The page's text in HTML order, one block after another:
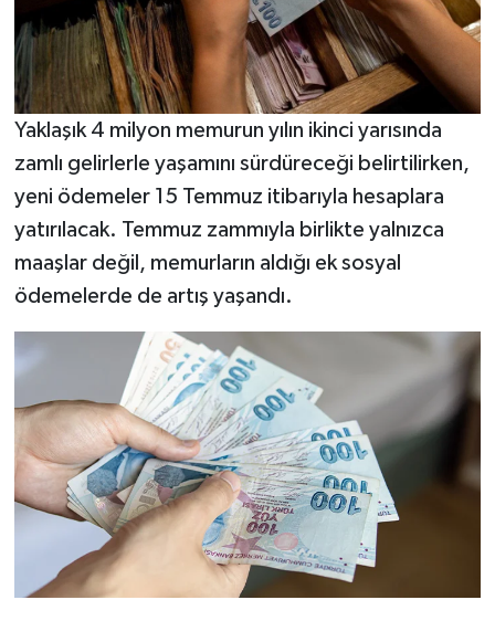
Yaklaşık 4 milyon memurun yılın ikinci yarısında
zamlı gelirlerle yaşamını sürdüreceği belirtilirken,
yeni ödemeler 15 Temmuz itibarıyla hesaplara
yatırılacak. Temmuz zammıyla birlikte yalnızca
maaşlar değil, memurların aldığı ek sosyal
ödemelerde de artış yaşandı.